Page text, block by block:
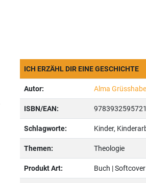
ICH ERZÄHL DIR EINE GESCHICHTE
Autor: Alma
ISBN/EAN: 9783932595721
Schlagworte: Kinder,
Themen: Theologie
Produkt Art: Buch | Softcover